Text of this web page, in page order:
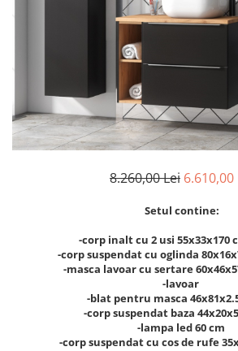
8.260,00 Lei 6.610,00
Setul contine:
-corp inalt cu 2 usi 55x33x170
-corp suspendat cu oglinda
-masca lavoar cu sertare
-lavoar
-blat pentru masca
-corp suspendat baza
-lampa led 60 cm
-corp suspendat cu cos de rufe